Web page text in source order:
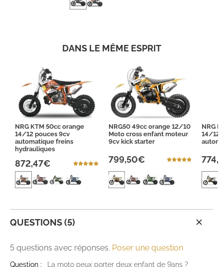
DANS LE MÊME ESPRIT
NRG KTM 50cc orange
14/12 pouces 9cv
automatique freins
hydrauliques
872,47€
NRG50 49cc orange 12/10
Moto cross enfant moteur
9cv kick starter
799,50€
NRG
14/12
QUESTIONS (5)
5 questions avec réponses. Poser une question
Question : La moto peux porter deux enfant de 9ans ?